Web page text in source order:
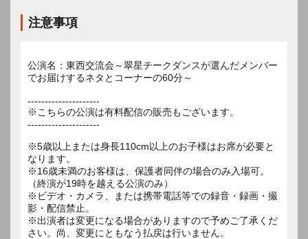
注意事項
公演名：東西交流会～翠星チークダンスが選んだメンバー
でお届けするネタとコーナーの60分～
---------------------
※こちらの公演は有料配信の販売もございます。
---------------------
※5歳以上または身長110cm以上のお子様はお席が必要と
なります。
※16歳未満のお客様は、保護者同伴の場合のみ入場可。
（終演が19時を越える公演のみ）
※ビデオ・カメラ、または携帯電話等での録音・録画・撮
影・配信禁止。
※出演者は変更になる場合がありますので予めご了承くだ
さい。尚、変更にともなう払戻は行いません。